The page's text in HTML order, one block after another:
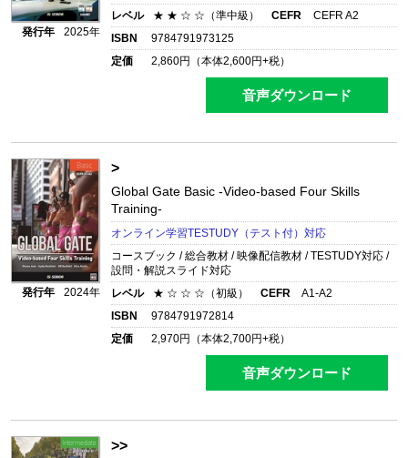
発行年 2025年
レベル
★ ★ ☆ ☆（準中級） CEFR
CEFR A2
ISBN
9784791973125
定価
2,860円（本体2,600円+税）
音声ダウンロード
発行年 2024年
>
Global Gate Basic -Video-based Four Skills
Training-
オンライン学習TESTUDY（テスト付）対応
コースブック / 総合教材 / 映像配信教材 / TESTUDY対応 /
設問・解説スライド対応
レベル
★ ☆ ☆ ☆（初級） CEFR
A1-A2
ISBN
9784791972814
定価
2,970円（本体2,700円+税）
音声ダウンロード
>>